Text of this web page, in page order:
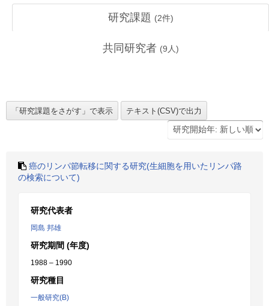
研究課題 (2件)
共同研究者 (9 人)
癌のリンパ節転移に関する研究(生細胞を用いたリンパ路
の検索について)
研究代表者
岡島 邦雄
研究期間 (年度)
1988 – 1990
研究種目
一般研究(B)